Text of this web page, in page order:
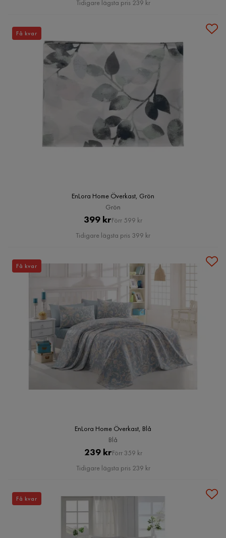
Tidigare lägsta pris 239 kr
EnLora Home Överkast, Grön
Grön
Pris
399 krOriginal
Pris
Förr 599 kr
Tidigare lägsta pris 399 kr
Få kvar
EnLora Home Överkast, Blå
Blå
Pris
239 krOriginal
Pris
Förr 359 kr
Tidigare lägsta pris 239 kr
Få kvar
Få kvar